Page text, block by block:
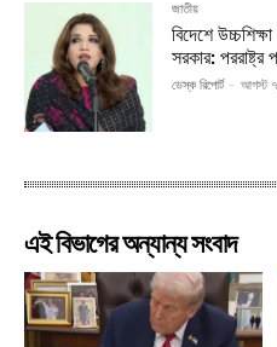
জাতীয়
বিদেশে
সরকার: পররাষ্ট্র
ডেস্ক রিপোর্ট - আগস্ট
এই বিভাগের অন্যান্য সংবাদ